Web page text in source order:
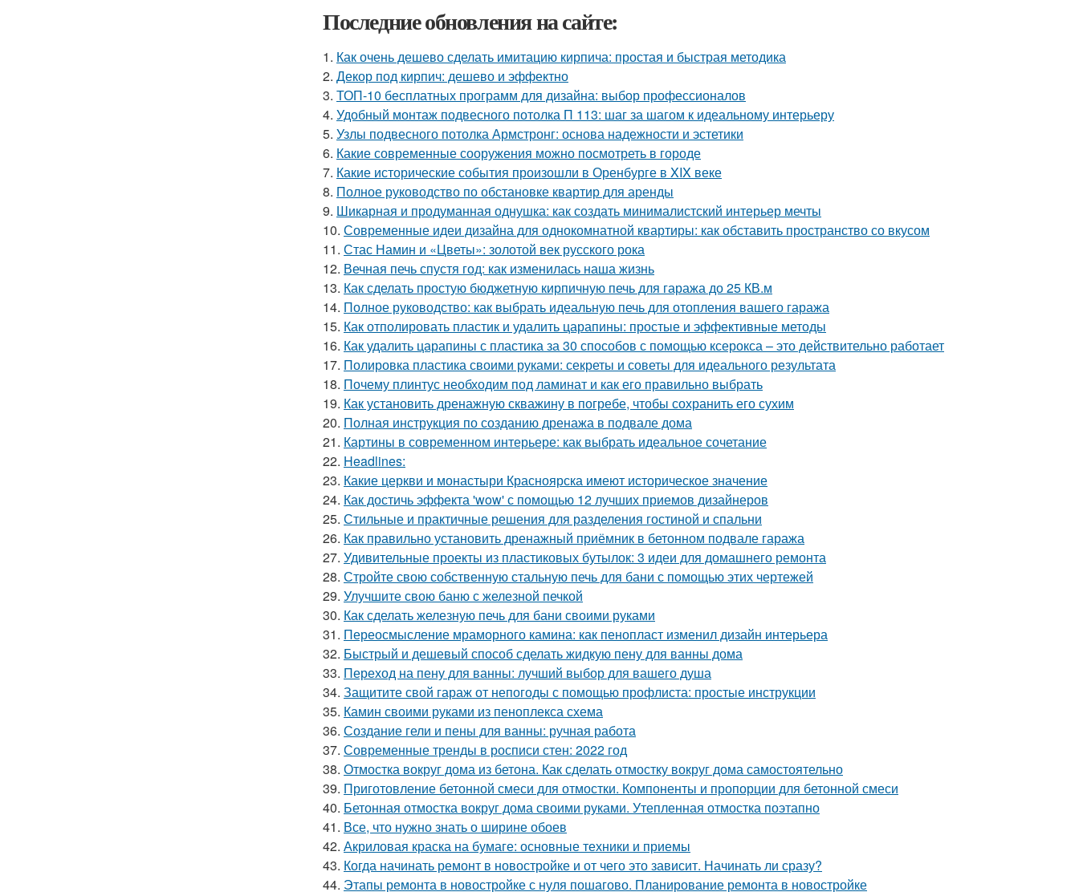
Последние обновления на сайте:
1. Как очень дешево сделать имитацию кирпича: простая и быстрая методика
2. Декор под кирпич: дешево и эффектно
3. ТОП-10 бесплатных программ для дизайна: выбор профессионалов
4. Удобный монтаж подвесного потолка П 113: шаг за шагом к идеальному интерьеру
5. Узлы подвесного потолка Армстронг: основа надежности и эстетики
6. Какие современные сооружения можно посмотреть в городе
7. Какие исторические события произошли в Оренбурге в XIX веке
8. Полное руководство по обстановке квартир для аренды
9. Шикарная и продуманная однушка: как создать минималистский интерьер мечты
10. Современные идеи дизайна для однокомнатной квартиры: как обставить пространство со вкусом
11. Стас Намин и «Цветы»: золотой век русского рока
12. Вечная печь спустя год: как изменилась наша жизнь
13. Как сделать простую бюджетную кирпичную печь для гаража до 25 КВ.м
14. Полное руководство: как выбрать идеальную печь для отопления вашего гаража
15. Как отполировать пластик и удалить царапины: простые и эффективные методы
16. Как удалить царапины с пластика за 30 способов с помощью ксерокса – это действительно работает
17. Полировка пластика своими руками: секреты и советы для идеального результата
18. Почему плинтус необходим под ламинат и как его правильно выбрать
19. Как установить дренажную скважину в погребе, чтобы сохранить его сухим
20. Полная инструкция по созданию дренажа в подвале дома
21. Картины в современном интерьере: как выбрать идеальное сочетание
22. Headlines:
23. Какие церкви и монастыри Красноярска имеют историческое значение
24. Как достичь эффекта 'wow' с помощью 12 лучших приемов дизайнеров
25. Стильные и практичные решения для разделения гостиной и спальни
26. Как правильно установить дренажный приёмник в бетонном подвале гаража
27. Удивительные проекты из пластиковых бутылок: 3 идеи для домашнего ремонта
28. Стройте свою собственную стальную печь для бани с помощью этих чертежей
29. Улучшите свою баню с железной печкой
30. Как сделать железную печь для бани своими руками
31. Переосмысление мраморного камина: как пенопласт изменил дизайн интерьера
32. Быстрый и дешевый способ сделать жидкую пену для ванны дома
33. Переход на пену для ванны: лучший выбор для вашего душа
34. Защитите свой гараж от непогоды с помощью профлиста: простые инструкции
35. Камин своими руками из пеноплекса схема
36. Создание гели и пены для ванны: ручная работа
37. Современные тренды в росписи стен: 2022 год
38. Отмостка вокруг дома из бетона. Как сделать отмостку вокруг дома самостоятельно
39. Приготовление бетонной смеси для отмостки. Компоненты и пропорции для бетонной смеси
40. Бетонная отмостка вокруг дома своими руками. Утепленная отмостка поэтапно
41. Все, что нужно знать о ширине обоев
42. Акриловая краска на бумаге: основные техники и приемы
43. Когда начинать ремонт в новостройке и от чего это зависит. Начинать ли сразу?
44. Этапы ремонта в новостройке с нуля пошагово. Планирование ремонта в новостройке